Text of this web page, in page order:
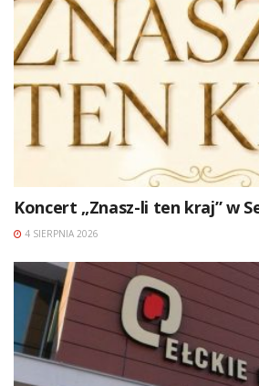
Koncert „Znasz-li ten kraj” w
4 SIERPNIA 2026